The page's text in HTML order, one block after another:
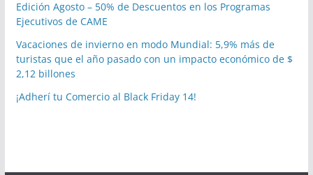
Edición Agosto – 50% de Descuentos en los Programas
Ejecutivos de CAME
Vacaciones de invierno en modo Mundial: 5,9% más de
turistas que el año pasado con un impacto económico de $
2,12 billones
¡Adherí tu Comercio al Black Friday 14!